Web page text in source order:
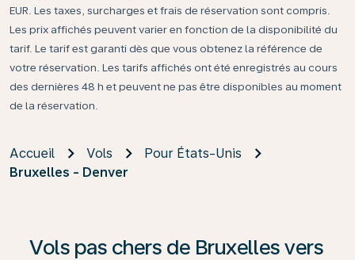
EUR. Les taxes, surcharges et frais de réservation sont compris.
Les prix affichés peuvent varier en fonction de la disponibilité du
tarif. Le tarif est garanti dès que vous obtenez la référence de
votre réservation. Les tarifs affichés ont été enregistrés au cours
des dernières 48 h et peuvent ne pas être disponibles au moment
de la réservation.
Accueil Vols
Pour États-Unis
Bruxelles - Denver
Vols pas chers de Bruxelles vers
Si aucun résultat n’est disponible, cliquez sur «